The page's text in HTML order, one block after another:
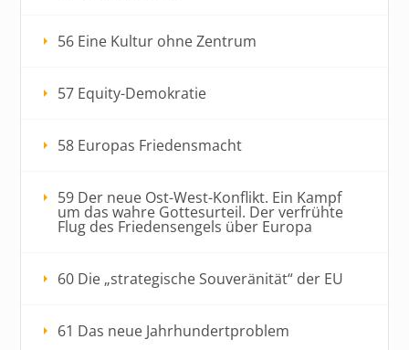
56 Eine Kultur ohne Zentrum
57 Equity-Demokratie
58 Europas Friedensmacht
59 Der neue Ost-West-Konflikt. Ein Kampf
um das wahre Gottesurteil. Der verfrühte
Flug des Friedensengels über Europa
60 Die „strategische Souveränität“ der EU
61 Das neue Jahrhundertproblem